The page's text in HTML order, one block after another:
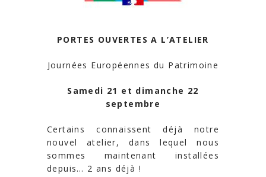
PORTES OUVERTES A L’ATELIER
Journées Européennes du Patrimoine
Samedi 21 et dimanche 22
septembre
Certains connaissent déjà notre
nouvel atelier, dans lequel nous
sommes maintenant installées
depuis… 2 ans déjà !